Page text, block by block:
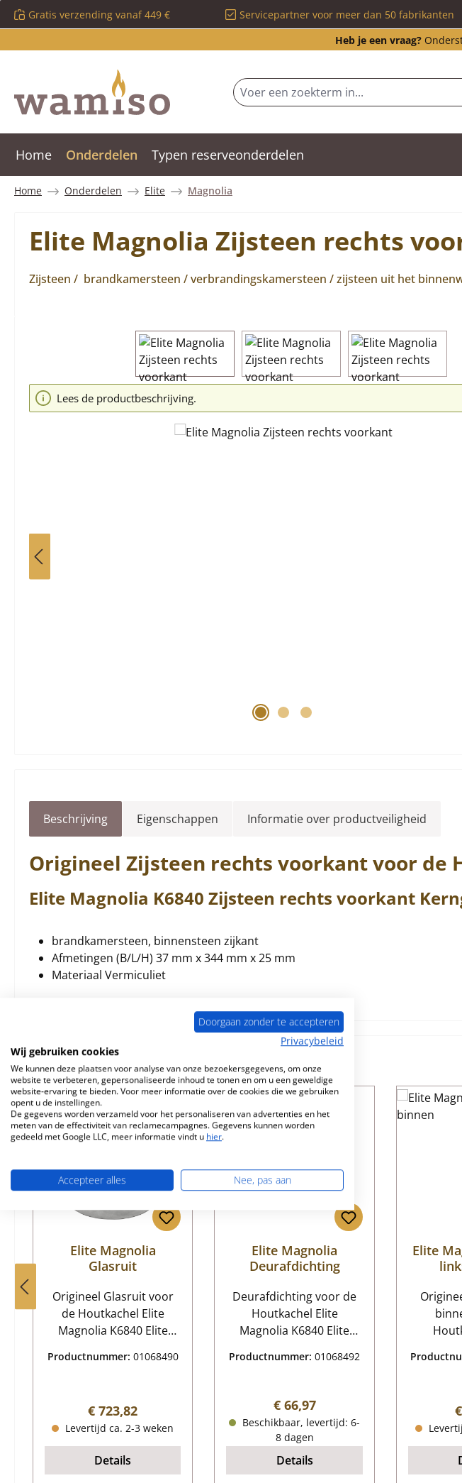
naar de hoofdinhoud
Ga naar de zoekopdracht
Ga naar de hoofdnavigatie
Gratis verzending vanaf 449 € Servicepartner voor meer dan 50 fabrikanten
Heb je een vraag?
Home Onderdelen Typen reserveonderdelen
Home Onderdelen Elite Magnolia
Elite Magnolia Zijsteen rechts
Zijsteen / brandkamersteen / verbrandingskamersteen / zijsteen uit het
Afbeeldingengalerij overslaan
Lees de productbeschrijving.
Beschrijving Eigenschappen Informatie over productveiligheid
Origineel Zijsteen rechts voorkantvoor de
Elite Magnolia K6840 Zijsteen rechts voorkant
brandkamersteen, binnensteen zijkant
Afmetingen (B/L/H) 37 mm x 344 mm x 25 mm
Materiaal Vermiculiet
Vergelijkbare producten
Productgalerij overslaan
Elite Magnolia
Glasruit
Origineel Glasruit voor
de Houtkachel Elite
Magnolia K6840 Elite
Kerngegevens: deurglas,
mm x 5 mm Booglengte
391 mm Materiaal Glas
hittebestendig
Productnummer: 01068490
Normale prijs:
€ 723,82
Levertijd ca. 2-3 weken
Details
Elite Magnolia
Deurafdichting
Deurafdichting voor de
Houtkachel Elite
Magnolia K6840 Elite
Deurafdichting
voor kacheldeurtjes,
kachelkoord
Koordafdichting Lengte
3,00 m Diameter 12 mm
Productnummer:01068492
Normale prijs:
€ 66,97
Beschikbaar, levertijd: 6-
8 dagen
Details
Elite
zijkant
Doorgaan zonder te accepteren
Privacybeleid
Wij gebruiken cookies
We kunnen deze plaatsen voor analyse van onze bezoekersgegevens, om onze
website te verbeteren, gepersonaliseerde inhoud te tonen en om u een geweldige
website-ervaring te bieden. Voor meer informatie over de cookies die we gebruiken
opent u de instellingen.
De gegevens worden verzameld voor het personaliseren van advertenties en het
meten van de effectiviteit van reclamecampagnes. Gegevens kunnen worden
gedeeld met Google LLC, meer informatie vindt u hier.
Accepteer alles Nee, pas aan